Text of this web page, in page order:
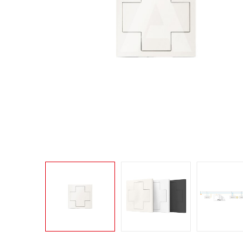
elektroinstalacyjny